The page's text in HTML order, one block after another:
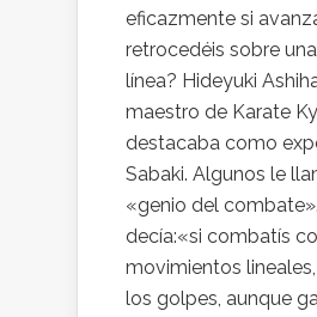
eficazmente si
retrocedéis sobre
línea? Hideyuki
maestro de Karate
destacaba como
Sabaki. Algunos le
«genio del
decía:«si combatís
movimientos
los golpes, aunque